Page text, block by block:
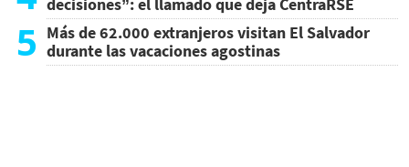
5 Más de 62.000 extranjeros visitan El Salvador
durante las vacaciones agostinas